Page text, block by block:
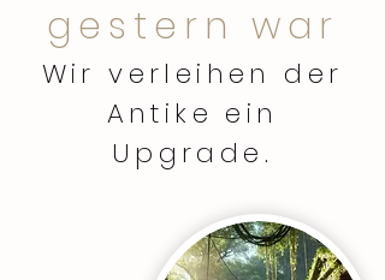
gestern war
Wir verleihen der
Antike ein
Upgrade.